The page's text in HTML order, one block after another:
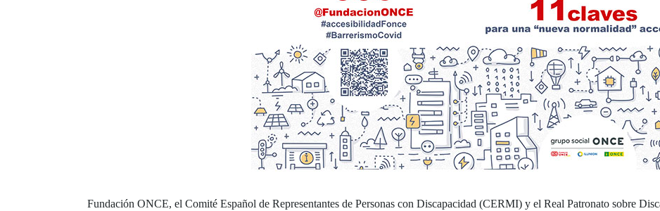
Fundación ONCE, el Comité Español de Representantes de Personas con Discapacidad (CERMI) y el Real Patronato sobre